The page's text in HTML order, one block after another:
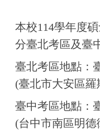
本校114學年度
分臺北考區及臺
臺北考區地點：
(臺北市大安區
臺中考區地點：
(台中市南區明德